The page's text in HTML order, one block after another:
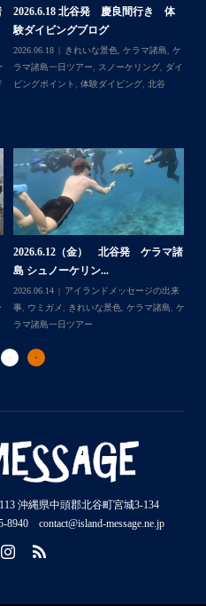
足を入れただけなのでもっと
イセンス取得して遊びに来
2026.8.2（火） 北谷発 ケラマ諸
島 体験ダイビング&...
2026.08.03
アイランドメッセージの出来
事,きれいな景色,ケラマ諸島, ケラマ諸島
一日ツアー ,スノーケリング,ナガンヌ島
2026.7.23 北谷発 慶良間行き 体
験ダイビング＆シュ...
ケラマ諸島
沖縄県中頭郡北谷町宮城3-134
contact@island-message.ne.jp